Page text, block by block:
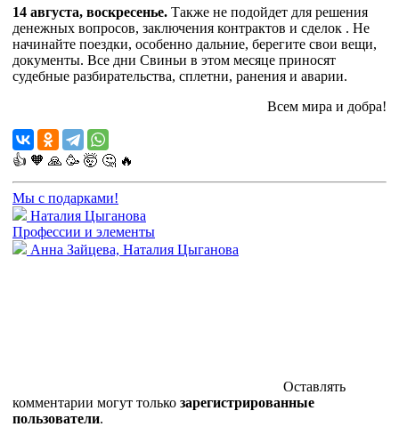
14 августа, воскресенье. Также не подойдет для решения
денежных вопросов, заключения контрактов и сделок . Не
начинайте поездки, особенно дальние, берегите свои вещи,
документы. Все дни Свиньи в этом месяце приносят
судебные разбирательства, сплетни, ранения и аварии.
Всем мира и добра!
👍 🧡 🙏 🥳 🤯 🤔 🔥
Мы с подарками!
Наталия Цыганова
Профессии и элементы
Анна Зайцева, Наталия Цыганова
Оставлять
комментарии могут только зарегистрированные
пользователи.